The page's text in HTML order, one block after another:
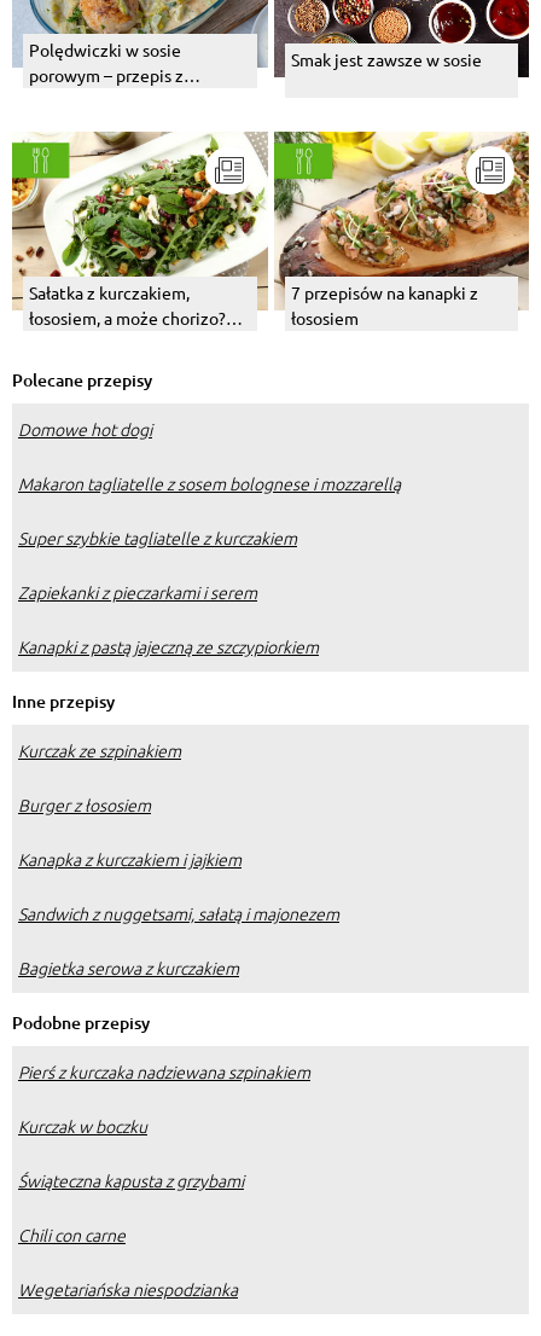
Polędwiczki w sosie
porowym – przepis z
Smak jest zawsze w sosie
Sałatka z kurczakiem,
łososiem, a może chorizo?
7 przepisów na kanapki z
łososiem
Polecane przepisy
Domowe hot dogi
Makaron tagliatelle z sosem bolognese i mozzarellą
Super szybkie tagliatelle z kurczakiem
Zapiekanki z pieczarkami i serem
Kanapki z pastą jajeczną ze szczypiorkiem
Inne przepisy
Kurczak ze szpinakiem
Burger z łososiem
Kanapka z kurczakiem i jajkiem
Sandwich z nuggetsami, sałatą i majonezem
Bagietka serowa z kurczakiem
Podobne przepisy
Pierś z kurczaka nadziewana szpinakiem
Kurczak w boczku
Świąteczna kapusta z grzybami
Chili con carne
Wegetariańska niespodzianka